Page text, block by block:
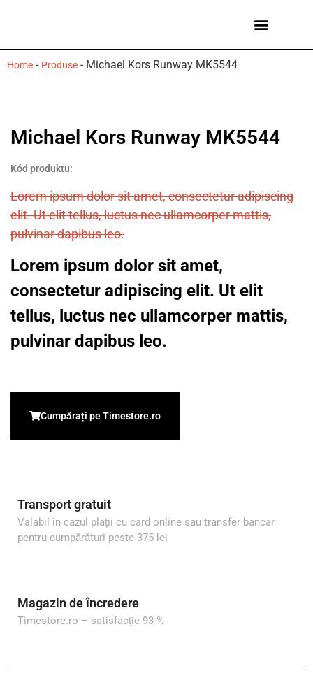
Home - Produse - Michael Kors Runway MK5544
Michael Kors Runway MK5544
Kód produktu:
Lorem ipsum dolor sit amet, consectetur adipiscing
elit. Ut elit tellus, luctus nec ullamcorper mattis,
pulvinar dapibus leo.
Lorem ipsum dolor sit amet,
consectetur adipiscing elit. Ut elit
tellus, luctus nec ullamcorper mattis,
pulvinar dapibus leo.
Cumpărați pe Timestore.ro
Transport gratuit
Valabil în cazul plații cu card online sau transfer bancar
pentru cumpărături peste 375 lei
Magazin de încredere
Timestore.ro – satisfacție 93 %